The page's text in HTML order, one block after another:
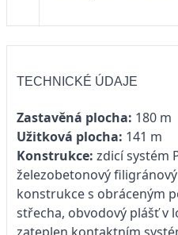
TECHNICKÉ ÚDAJE
Zastavěná plocha: 180 m
Užitková plocha: 141 m
Konstrukce: zdicí systém
železobetonový
konstrukce s obráceným
střecha, obvodový plášť v